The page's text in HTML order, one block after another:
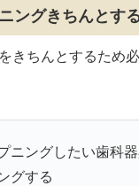
ングきちんとす
きちんとするため
ニングしたい歯科
グする